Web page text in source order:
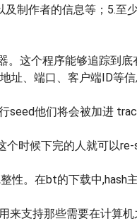
制作者的信息等；5.至
这个程序能够追踪到
、端口、客户端ID等
他们将会被加进
时候下完的人就可以re-
性。在bt的下载中,hash
支持那些需要在计算